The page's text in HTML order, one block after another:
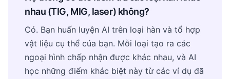
nhau (TIG, MIG, laser) không?
Có. Bạn huấn luyện AI trên loại hàn và tổ hợp
vật liệu cụ thể của bạn. Mỗi loại tạo ra các
ngoại hình chấp nhận được khác nhau, và AI
học những điểm khác biệt này từ các ví dụ đã